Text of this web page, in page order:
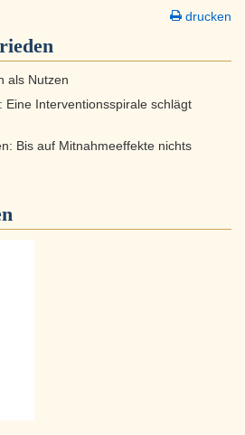
drucken
als Nutzen
Eine Interventionsspirale schlägt
Bis auf Mitnahmeeffekte nichts